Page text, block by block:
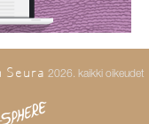
Seura 2026. kaikki oikeudet